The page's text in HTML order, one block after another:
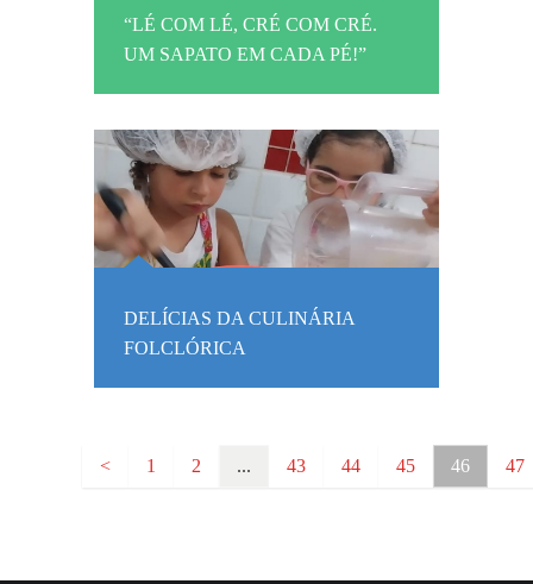
“LÉ COM LÉ, CRÉ COM CRÉ.
UM SAPATO EM CADA PÉ!”
DELÍCIAS DA CULINÁRIA
FOLCLÓRICA
< 1 2 ... 43 44 45 46 47